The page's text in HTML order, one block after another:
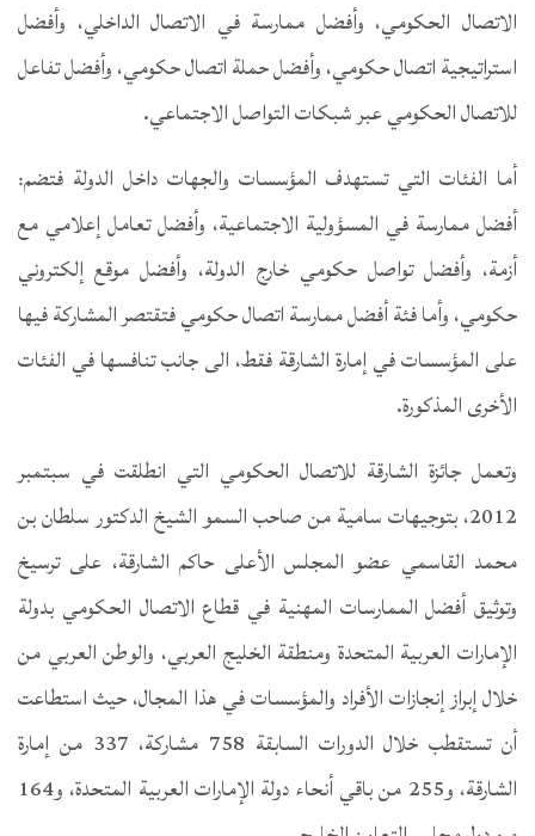
الاتصال الحكومي، وأفضل ممارسة في الاتصال الداخلي، وأفضل
استراتيجية اتصال حكومي، وأفضل حملة اتصال حكومي، وأفضل تفاعل
للاتصال الحكومي عبر شبكات التواصل الاجتماعي.
أما الفئات التي تستهدف المؤسسات والجهات داخل الدولة فتضم:
أفضل ممارسة في المسؤولية الاجتماعية، وأفضل تعامل إعلامي مع
أزمة، وأفضل تواصل حكومي خارج الدولة، وأفضل موقع إلكتروني
حكومي، وأما فئة أفضل ممارسة اتصال حكومي فتقتصر المشاركة فيها
على المؤسسات في إمارة الشارقة فقط، الى جانب تنافسها في الفئات
الأخرى المذكورة.
وتعمل جائزة الشارقة للاتصال الحكومي التي انطلقت في سبتمبر
2012، بتوجيهات سامية من صاحب السمو الشيخ الدكتور سلطان بن
محمد القاسمي عضو المجلس الأعلى حاكم الشارقة، على ترسيخ
وتوثيق أفضل الممارسات المهنية في قطاع الاتصال الحكومي بدولة
الإمارات العربية المتحدة ومنطقة الخليج العربي، والوطن العربي من
خلال إبراز إنجازات الأفراد والمؤسسات في هذا المجال، حيث استطاعت
أن تستقطب خلال الدورات السابقة 758 مشاركة، 337 من إمارة
الشارقة، و255 من باقي أنحاء دولة الإمارات العربية المتحدة، و164